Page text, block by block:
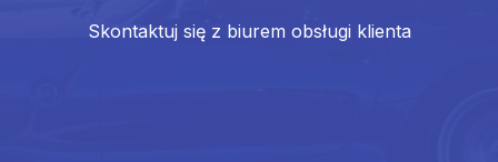
Skontaktuj się z biurem obsługi klienta